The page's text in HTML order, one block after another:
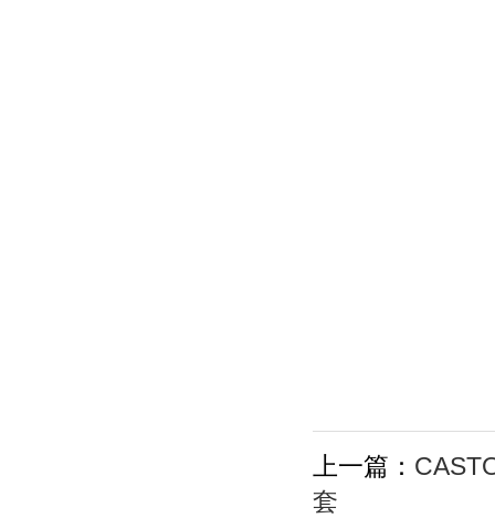
上一篇：
套